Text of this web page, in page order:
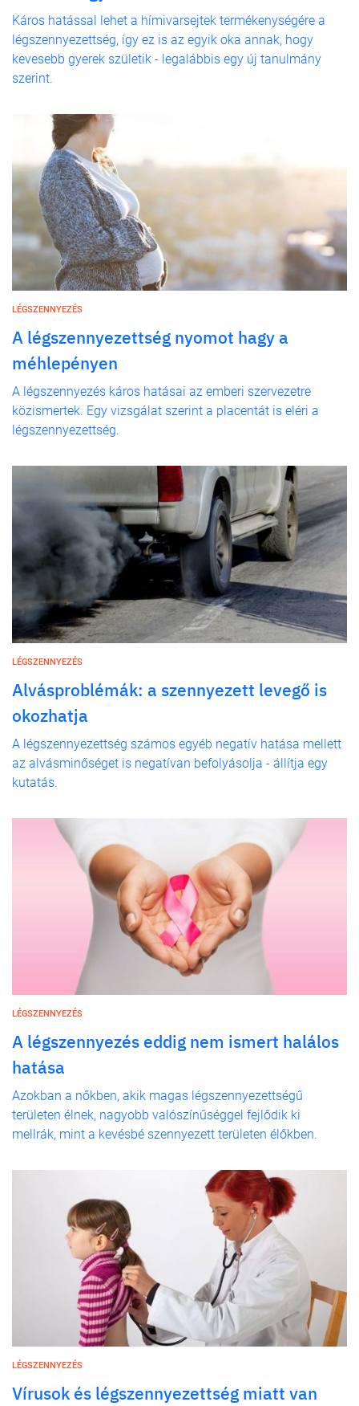
Káros hatással lehet a hímivarsejtek termékenységére a
légszennyezettség, így ez is az egyik oka annak, hogy
kevesebb gyerek születik - legalábbis egy új tanulmány
szerint.
LÉGSZENNYEZÉS
A légszennyezettség nyomot hagy a
méhlepényen
A légszennyezés káros hatásai az emberi szervezetre
közismertek. Egy vizsgálat szerint a placentát is eléri a
légszennyezettség.
LÉGSZENNYEZÉS
Alvásproblémák: a szennyezett levegő is
okozhatja
A légszennyezettség számos egyéb negatív hatása mellett
az alvásminőséget is negatívan befolyásolja - állítja egy
kutatás.
LÉGSZENNYEZÉS
A légszennyezés eddig nem ismert halálos
hatása
Azokban a nőkben, akik magas légszennyezettségű
területen élnek, nagyobb valószínűséggel fejlődik ki
mellrák, mint a kevésbé szennyezett területen élőkben.
LÉGSZENNYEZÉS
Vírusok és légszennyezettség miatt van